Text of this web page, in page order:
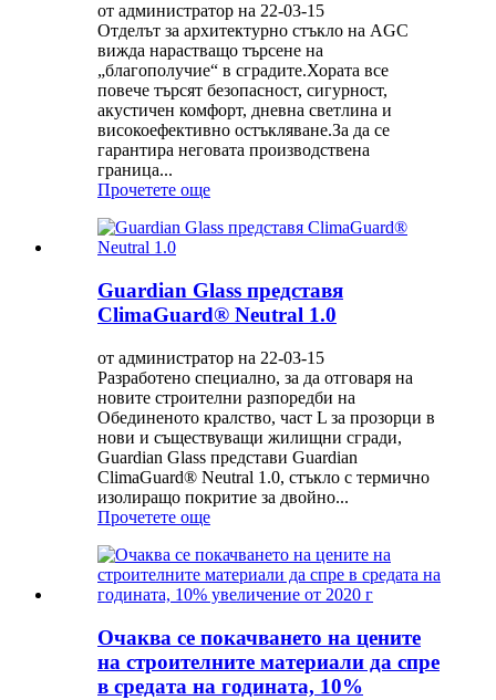
от администратор на 22-03-15
Отделът за архитектурно стъкло на AGC
вижда нарастващо търсене на
„благополучие“ в сградите.Хората все
повече търсят безопасност, сигурност,
акустичен комфорт, дневна светлина и
високоефективно остъкляване.За да се
гарантира неговата производствена
граница...
Прочетете още
Guardian Glass представя
ClimaGuard® Neutral 1.0
от администратор на 22-03-15
Разработено специално, за да отговаря на
новите строителни разпоредби на
Обединеното кралство, част L за прозорци в
нови и съществуващи жилищни сгради,
Guardian Glass представи Guardian
ClimaGuard® Neutral 1.0, стъкло с термично
изолиращо покритие за двойно...
Прочетете още
Очаква се покачването на цените
на строителните материали да спре
в средата на годината, 10%